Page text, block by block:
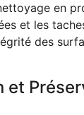
en
et les
des
et